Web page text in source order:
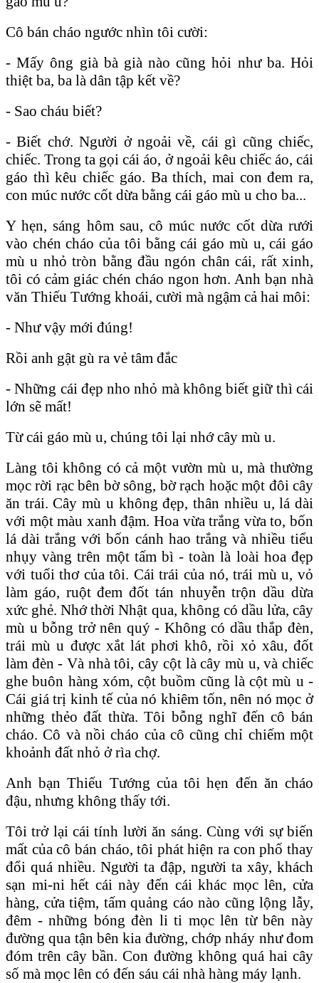
Cô bán cháo ngước nhìn tôi cười:
- Mấy ông già bà già nào cũng hỏi như ba. Hỏi
thiệt ba, ba là dân tập kết về?
- Sao cháu biết?
- Biết chớ. Người ở ngoải về, cái gì cũng chiếc,
chiếc. Trong ta gọi cái áo, ở ngoải kêu chiếc áo, cái
gáo thì kêu chiếc gáo. Ba thích, mai con đem ra,
con múc nước cốt dừa bằng cái gáo mù u cho ba...
Y hẹn, sáng hôm sau, cô múc nước cốt dừa rưới
vào chén cháo của tôi bằng cái gáo mù u, cái gáo
mù u nhỏ tròn bằng đầu ngón chân cái, rất xinh,
tôi có cảm giác chén cháo ngon hơn. Anh bạn nhà
văn Thiếu Tướng khoái, cười mà ngậm cả hai môi:
- Như vậy mới đúng!
Rồi anh gật gù ra vẻ tâm đắc
- Những cái đẹp nho nhỏ mà không biết giữ thì cái
lớn sẽ mất!
Từ cái gáo mù u, chúng tôi lại nhớ cây mù u.
Làng tôi không có cả một vườn mù u, mà thường
mọc rời rạc bên bờ sông, bờ rạch hoặc một đôi cây
ăn trái. Cây mù u không đẹp, thân nhiều u, lá dài
với một màu xanh đậm. Hoa vừa trắng vừa to, bốn
lá dài trắng với bốn cánh hao trắng và nhiều tiểu
nhụy vàng trên một tấm bì - toàn là loài hoa đẹp
với tuổi thơ của tôi. Cái trái của nó, trái mù u, vỏ
làm gáo, ruột đem đốt tán nhuyễn trộn dầu dừa
xức ghẻ. Nhớ thời Nhật qua, không có dầu lửa, cây
mù u bỗng trở nên quý - Không có dầu thắp đèn,
trái mù u được xắt lát phơi khô, rồi xỏ xâu, đốt
làm đèn - Và nhà tôi, cây cột là cây mù u, và chiếc
ghe buôn hàng xóm, cột buồm cũng là cột mù u -
Cái giá trị kinh tế của nó khiêm tốn, nên nó mọc ở
những thẻo đất thừa. Tôi bỗng nghĩ đến cô bán
cháo. Cô và nồi cháo của cô cũng chỉ chiếm một
khoảnh đất nhỏ ở rìa chợ.
Anh bạn Thiếu Tướng của tôi hẹn đến ăn cháo
đậu, nhưng không thấy tới.
Tôi trở lại cái tính lười ăn sáng. Cùng với sự biến
mất của cô bán cháo, tôi phát hiện ra con phố thay
đổi quá nhiều. Người ta đập, người ta xây, khách
sạn mi-ni hết cái này đến cái khác mọc lên, cửa
hàng, cửa tiệm, tấm quảng cáo nào cũng lộng lẫy,
đêm - những bóng đèn li ti mọc lên từ bên này
đường qua tận bên kia đường, chớp nháy như đom
đóm trên cây bần. Con đường không quá hai cây
số mà mọc lên có đến sáu cái nhà hàng máy lạnh.